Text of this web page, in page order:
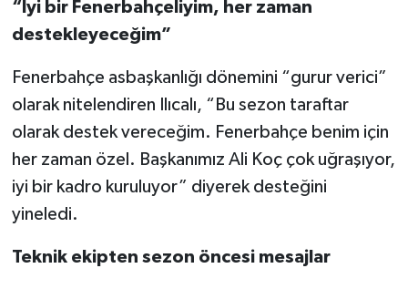
“İyi bir Fenerbahçeliyim, her zaman
destekleyeceğim”
Fenerbahçe asbaşkanlığı dönemini “gurur verici”
olarak nitelendiren Ilıcalı, “Bu sezon taraftar
olarak destek vereceğim. Fenerbahçe benim için
her zaman özel. Başkanımız Ali Koç çok uğraşıyor,
iyi bir kadro kuruluyor” diyerek desteğini
yineledi.
Teknik ekipten sezon öncesi mesajlar